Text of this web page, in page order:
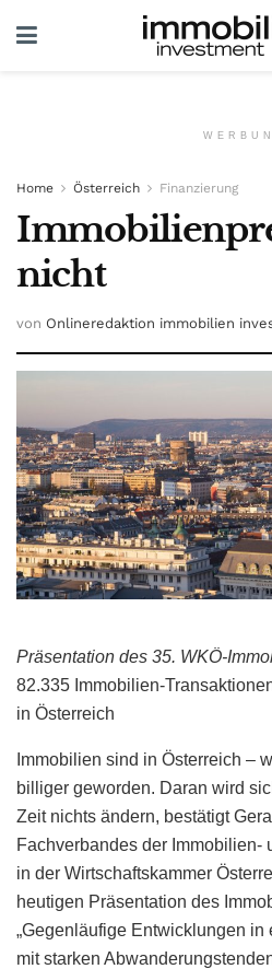
Home Österreich Finanzierung
nicht
von Onlineredaktion immobilien
Präsentation des 35. WKÖ-
82.335 Immobilien-
in Österreich
Immobilien sind in Österreich –
billiger geworden. Daran wird
Zeit nichts ändern, bestätigt
Fachverbandes der Immobilien-
in der Wirtschaftskammer
heutigen Präsentation des
„Gegenläufige Entwicklungen
mit starken